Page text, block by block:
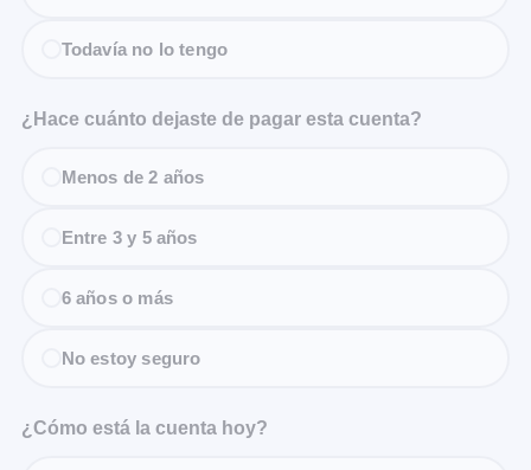
Todavía no lo tengo
¿Hace cuánto dejaste de pagar esta cuenta?
Menos de 2 años
Entre 3 y 5 años
6 años o más
No estoy seguro
¿Cómo está la cuenta hoy?